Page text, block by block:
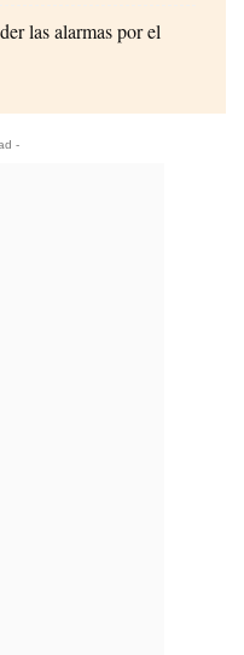
las alarmas por el
-